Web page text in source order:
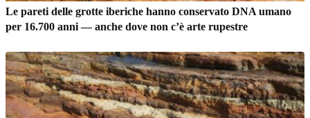
Le pareti delle grotte iberiche hanno conservato DNA umano
per 16.700 anni — anche dove non c’è arte rupestre